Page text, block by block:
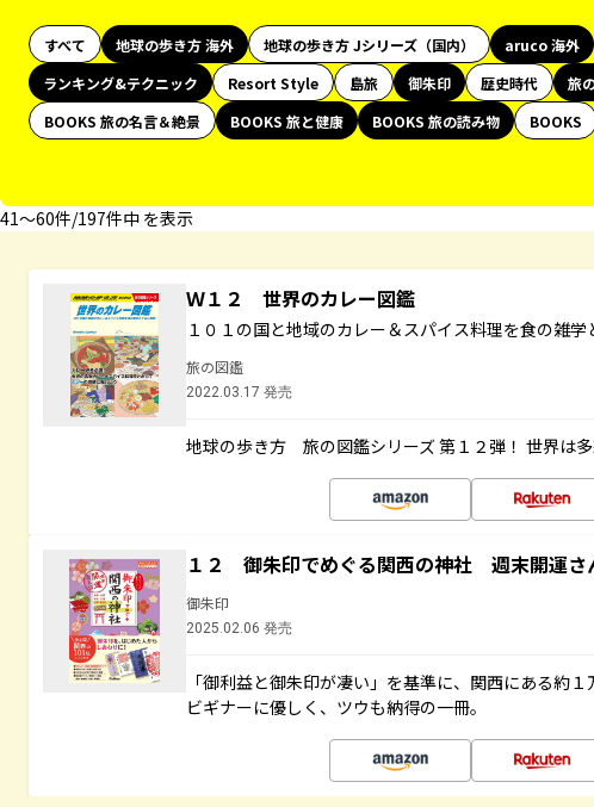
すべて 地球の歩き方 海外 地球の歩き方 Jシリーズ（国内） aruco 海外
ランキング&テクニック
Resort Style 島旅 御朱印 歴史時代 旅
BOOKS 旅の名言＆絶景
BOOKS 旅と健康 BOOKS 旅の読み物 BOOKS
41〜60件/197件中 を表示
Ｗ１２ 世界のカレー図鑑
１０１の国と地域のカレー＆スパイス料理を食の雑学
旅の図鑑
2022.03.17 発売
地球の歩き方 旅の図鑑シリーズ 第１２弾！ 世界は多
１２ 御朱印でめぐる関西の神社 週末開運
御朱印
2025.02.06 発売
「御利益と御朱印が凄い」を基準に、関西にある約
ビギナーに優しく、ツウも納得の一冊。